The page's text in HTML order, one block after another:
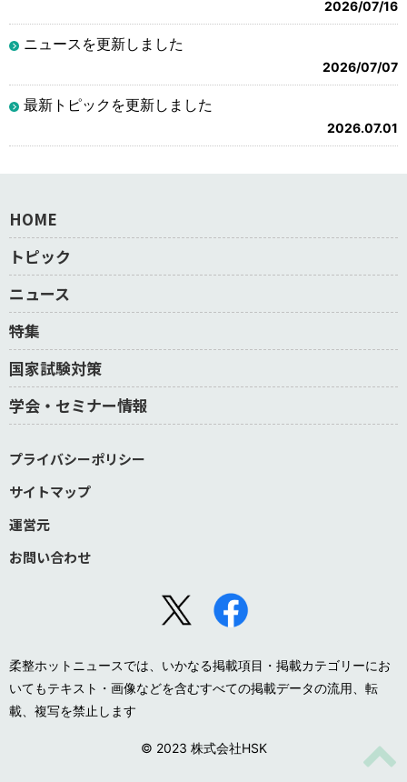
2026/07/16
ニュースを更新しました
2026/07/07
最新トピックを更新しました
2026.07.01
HOME
トピック
ニュース
特集
国家試験対策
学会・セミナー情報
プライバシーポリシー
サイトマップ
運営元
お問い合わせ
柔整ホットニュースでは、いかなる掲載項目・掲載カテゴリーにお
いてもテキスト・画像などを含むすべての掲載データの流用、転
載、複写を禁止します
© 2023 株式会社HSK